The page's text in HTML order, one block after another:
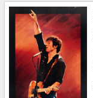
Ziņas
Dāvanu
kartes